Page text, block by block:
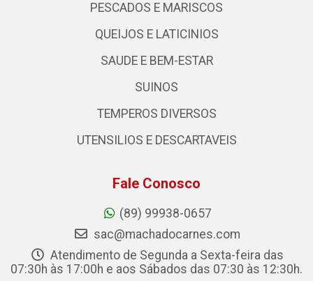
PESCADOS E MARISCOS
QUEIJOS E LATICINIOS
SAUDE E BEM-ESTAR
SUINOS
TEMPEROS DIVERSOS
UTENSILIOS E DESCARTAVEIS
Fale Conosco
(89) 99938-0657
sac@machadocarnes.com
Atendimento de Segunda a Sexta-feira das
07:30h às 17:00h e aos Sábados das 07:30 às 12:30h.